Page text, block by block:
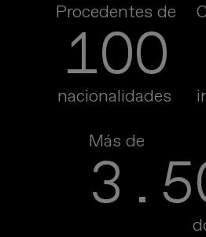
100
Procedentes de
nacionalidades
Más de